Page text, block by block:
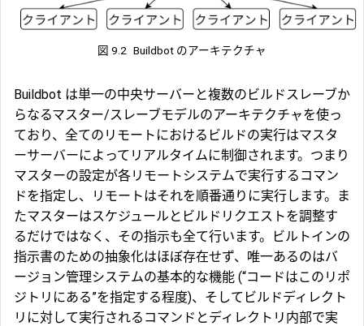
図 9.2 Buildbot のアーキテクチャ
Buildbot は単一の中央サーバーと複数のビルドスレーブか
らなるマスター/スレーブモデルのアーキテクチャを使っ
ており、全てのリモートにおけるビルドの実行はマスタ
ーサーバーによってリアルタイムに制御されます。つまり
マスターの設定が各リモートシステムで実行するコマン
ドを指定し、リモートはそれを順番通りに実行します。ま
たマスターはスケジュールとビルドリクエストを調整す
るだけではなく、その指示も全て行います。ビルトインの
指示書のための抽象化はほぼ存在せず、唯一あるのはバ
ージョン管理システムの基本的な機能 (“コードはこのリポ
ジトリにある”を指定する程度)、そしてビルドディレクト
リに対して実行されるコマンドとディレクトリ内部で実